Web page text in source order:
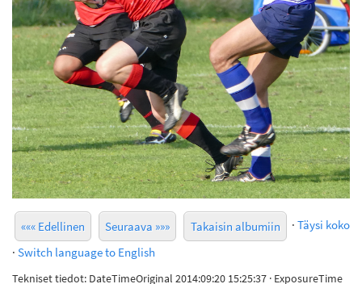
««« Edellinen Seuraava »»» Takaisin albumiin · Täysi koko
· Switch language to English
Tekniset tiedot: DateTimeOriginal 2014:09:20 15:25:37 · ExposureTime